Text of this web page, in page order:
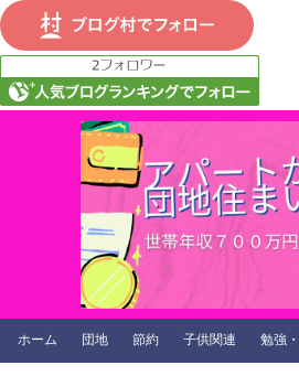
ホーム 団地 節約 子供関連 勉強